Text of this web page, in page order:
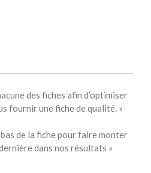
des fiches afin d’optimiser
fournir une fiche de qualité. »
de la fiche pour faire monter
dans nos résultats »